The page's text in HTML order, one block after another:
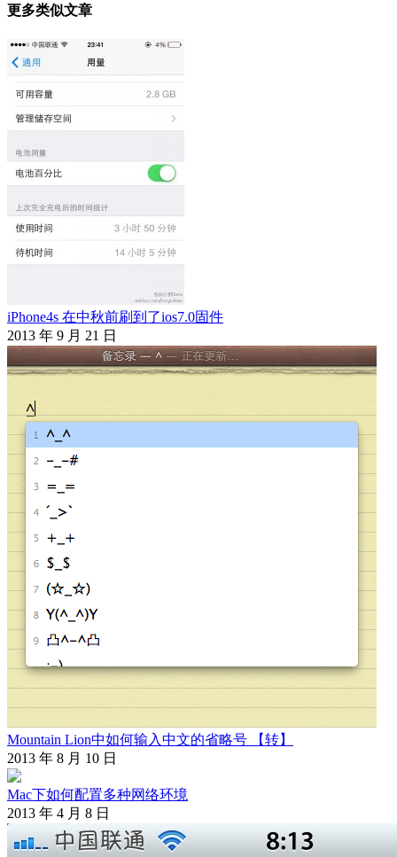
导
航
更多类似文章
iPhone4s 在中秋前刷到了ios7.0固件
2013 年 9 月 21 日
Mountain Lion中如何输入中文的省略号 【转】
2013 年 8 月 10 日
Mac下如何配置多种网络环境
2013 年 4 月 8 日